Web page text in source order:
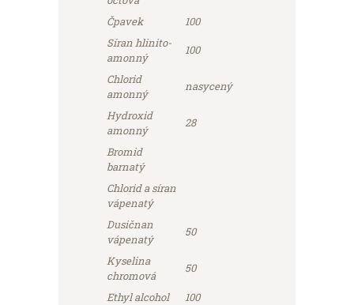
Čpavek
100
Síran hlinito-
amonný
100
Chlorid
amonný
nasycený
Hydroxid
amonný
28
Bromid
barnatý
Chlorid a síran
vápenatý
Dusičnan
vápenatý
50
Kyselina
chromová
50
Ethyl alcohol
100